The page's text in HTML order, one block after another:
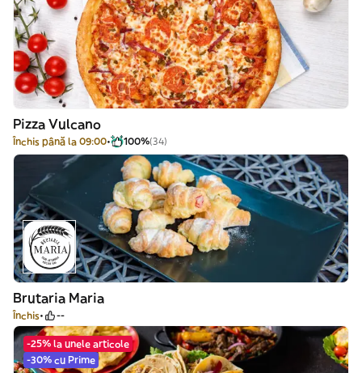
Pizza Vulcano
Închis până la 09:00 100%(34)
Brutaria Maria
Închis --
-25% la unele articole
-30% cu Prime